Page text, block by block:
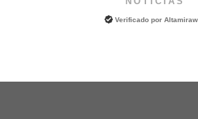
Verificado por